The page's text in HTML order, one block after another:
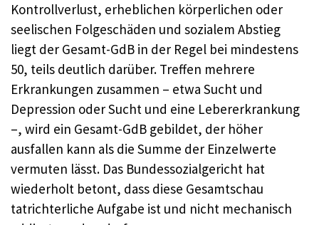
Kontrollverlust, erheblichen körperlichen oder
seelischen Folgeschäden und sozialem Abstieg
liegt der Gesamt-GdB in der Regel bei mindestens
50, teils deutlich darüber. Treffen mehrere
Erkrankungen zusammen – etwa Sucht und
Depression oder Sucht und eine Lebererkrankung
–, wird ein Gesamt-GdB gebildet, der höher
ausfallen kann als die Summe der Einzelwerte
vermuten lässt. Das Bundessozialgericht hat
wiederholt betont, dass diese Gesamtschau
tatrichterliche Aufgabe ist und nicht mechanisch